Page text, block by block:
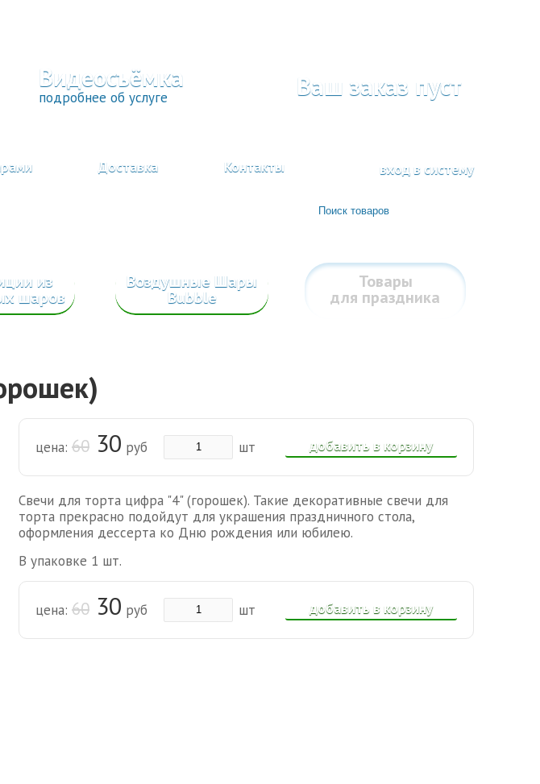
Видеосъёмка
подробнее об услуге Ваш заказ пуст
вход в систему
Доставка Контакты
из
шаров
Воздушные Шары
Bubble
Товары
для праздника
добавить в корзину
цена: 60 30 руб шт
Свечи для торта цифра "4" (горошек). Такие декоративные свечи для
торта прекрасно подойдут для украшения праздничного стола,
оформления дессерта ко Дню рождения или юбилею.
В упаковке 1 шт.
добавить в корзину
цена: 60 30 руб шт